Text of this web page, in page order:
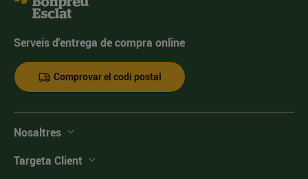
Serveis d'entrega de compra online
Comprovar el codi postal
Nosaltres
Targeta Client